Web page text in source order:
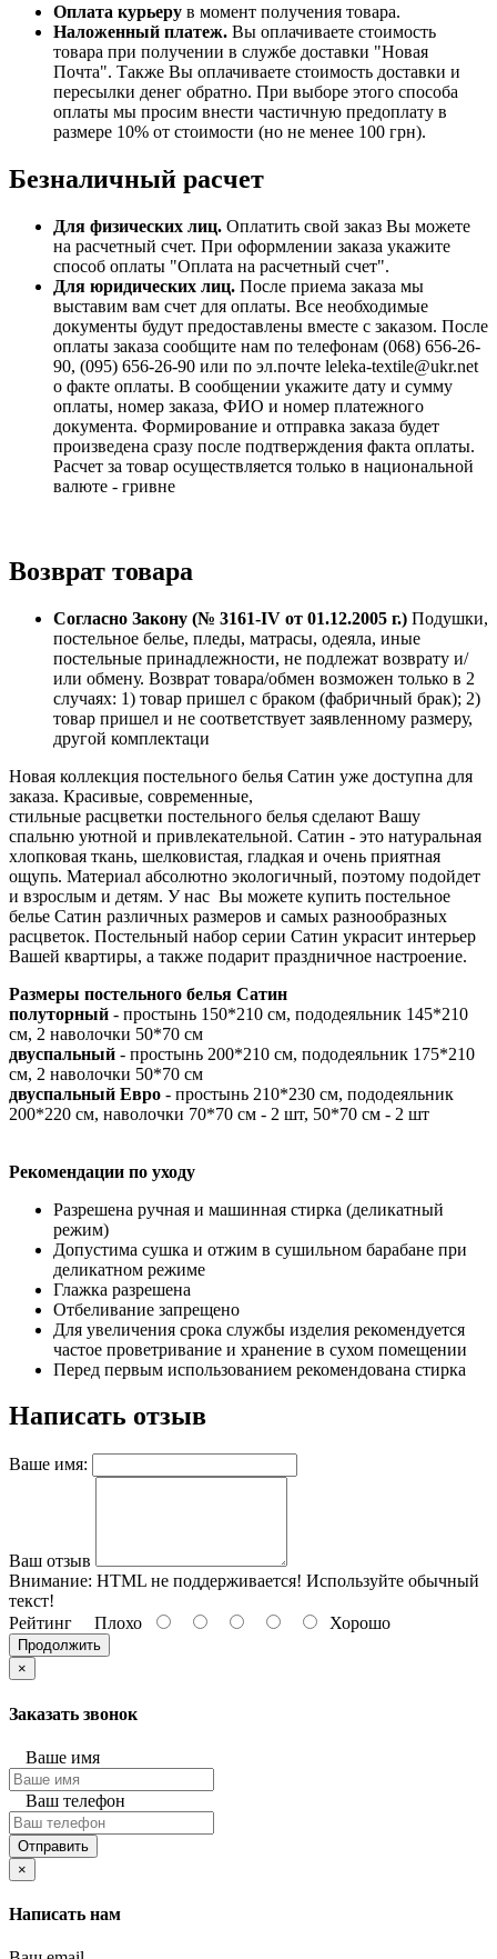
Оплата курьеру в момент получения товара.
Наложенный платеж. Вы оплачиваете стоимость
товара при получении в службе доставки "Новая
Почта". Также Вы оплачиваете стоимость доставки и
пересылки денег обратно. При выборе этого способа
оплаты мы просим внести частичную предоплату в
размере 10% от стоимости (но не менее 100 грн).
Безналичный расчет
Для физических лиц. Оплатить свой заказ Вы можете
на расчетный счет. При оформлении заказа укажите
способ оплаты "Оплата на расчетный счет".
Для юридических лиц. После приема заказа мы
выставим вам счет для оплаты. Все необходимые
документы будут предоставлены вместе с заказом. После
оплаты заказа сообщите нам по телефонам (068) 656-26-
90, (095) 656-26-90 или по эл.почте leleka-textile@ukr.net
о факте оплаты. В сообщении укажите дату и сумму
оплаты, номер заказа, ФИО и номер платежного
документа. Формирование и отправка заказа будет
произведена сразу после подтверждения факта оплаты.
Расчет за товар осуществляется только в национальной
валюте - гривне
Возврат товара
Согласно Закону (№ 3161-IV от 01.12.2005 г.) Подушки,
постельное белье, пледы, матрасы, одеяла, иные
постельные принадлежности, не подлежат возврату и/
или обмену. Возврат товара/обмен возможен только в 2
случаях: 1) товар пришел с браком (фабричный брак); 2)
товар пришел и не соответствует заявленному размеру,
другой комплектаци
Новая коллекция постельного белья Сатин уже доступна для
заказа. Красивые, современные,
стильные расцветки постельного белья сделают Вашу
спальню уютной и привлекательной. Сатин - это натуральная
хлопковая ткань, шелковистая, гладкая и очень приятная
ощупь. Материал абсолютно экологичный, поэтому подойдет
и взрослым и детям. У нас Вы можете купить постельное
белье Сатин различных размеров и самых разнообразных
расцветок. Постельный набор серии Сатин украсит интерьер
Вашей квартиры, а также подарит праздничное настроение.
Размеры постельного белья Сатин
полуторный - простынь 150*210 см, пододеяльник 145*210
см, 2 наволочки 50*70 см
двуспальный - простынь 200*210 см, пододеяльник 175*210
см, 2 наволочки 50*70 см
двуспальный Евро - простынь 210*230 см, пододеяльник
200*220 см, наволочки 70*70 см - 2 шт, 50*70 см - 2 шт
Рекомендации по уходу
Разрешена ручная и машинная стирка (деликатный
режим)
Допустима сушка и отжим в сушильном барабане при
деликатном режиме
Глажка разрешена
Отбеливание запрещено
Для увеличения срока службы изделия рекомендуется
частое проветривание и хранение в сухом помещении
Перед первым использованием рекомендована стирка
Написать отзыв
Ваше имя:
Ваш отзыв
Внимание: HTML не поддерживается! Используйте обычный
текст!
Рейтинг Плохо Хорошо
Продолжить
×
Заказать звонок
Ваше имя
Ваш телефон
Отправить
×
Написать нам